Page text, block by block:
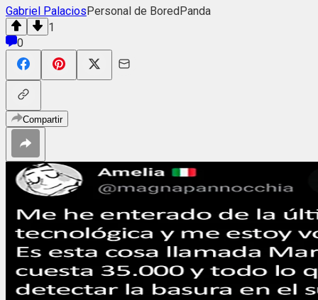
Gabriel PalaciosPersonal de BoredPanda
1
0
Compartir